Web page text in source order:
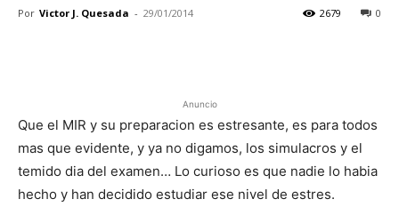
Por Victor J. Quesada - 29/01/2014 0
2679
Anuncio
Que el MIR y su preparacion es estresante, es para todos
mas que evidente, y ya no digamos, los simulacros y el
temido dia del examen… Lo curioso es que nadie lo habia
hecho y han decidido estudiar ese nivel de estres.